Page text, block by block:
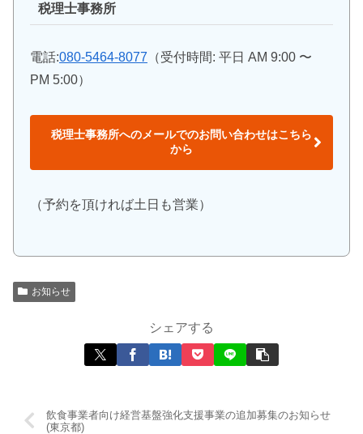
税理士事務所
電話:080-5464-8077 （受付時間: 平日 AM 9:00 〜
PM 5:00）
税理士事務所へのメールでのお問い合わせはこちら
から
（予約を頂ければ土日も営業）
お知らせ
シェアする
飲食事業者向け経営基盤強化支援事業の追加募集のお知らせ
(東京都)